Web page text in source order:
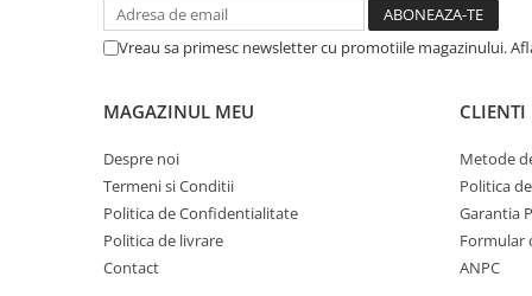
Vreau sa primesc newsletter cu promotiile magazinului.
MAGAZINUL MEU
Despre noi
Termeni si Conditii
Politica de Confidentialitate
Politica de livrare
Contact
CLIENTI
Metode
Politica
Garantia
Formular
ANPC